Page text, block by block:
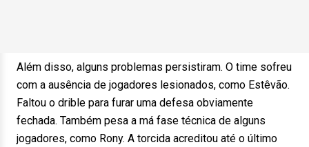
Além disso, alguns problemas persistiram. O time sofreu
com a ausência de jogadores lesionados, como Estêvão.
Faltou o drible para furar uma defesa obviamente
fechada. Também pesa a má fase técnica de alguns
jogadores, como Rony. A torcida acreditou até o último